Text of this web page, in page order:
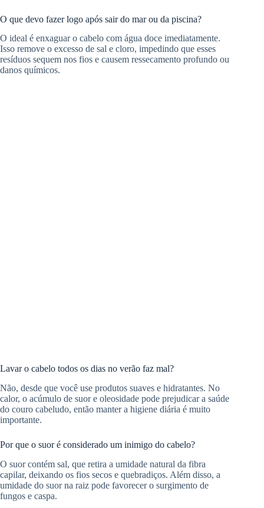
O que devo fazer logo após sair do mar ou da piscina?
O ideal é enxaguar o cabelo com água doce imediatamente.
Isso remove o excesso de sal e cloro, impedindo que esses
resíduos sequem nos fios e causem ressecamento profundo ou
danos químicos.
Lavar o cabelo todos os dias no verão faz mal?
Não, desde que você use produtos suaves e hidratantes. No
calor, o acúmulo de suor e oleosidade pode prejudicar a saúde
do couro cabeludo, então manter a higiene diária é muito
importante.
Por que o suor é considerado um inimigo do cabelo?
O suor contém sal, que retira a umidade natural da fibra
capilar, deixando os fios secos e quebradiços. Além disso, a
umidade do suor na raiz pode favorecer o surgimento de
fungos e caspa.